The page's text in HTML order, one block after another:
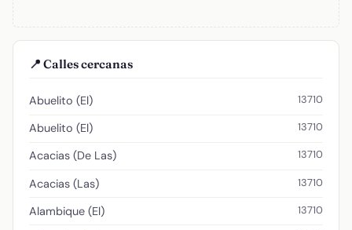
📍 Calles cercanas
Abuelito (El) 13710
Abuelito (El) 13710
Acacias (De Las) 13710
Acacias (Las) 13710
Alambique (El) 13710